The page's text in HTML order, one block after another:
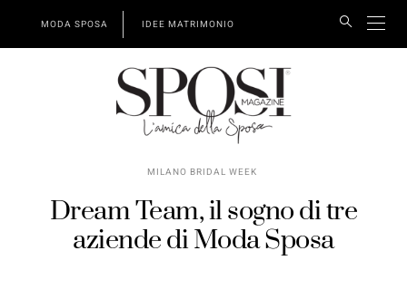
MODA SPOSA IDEE MATRIMONIO
MILANO BRIDAL WEEK
Dream Team, il sogno di tre
aziende di Moda Sposa